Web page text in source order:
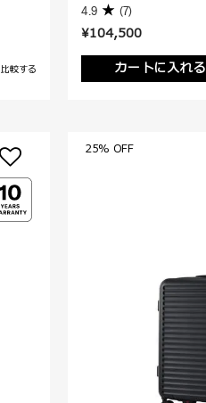
比較する
¥104,500
カートに入れる
4.9 (7)
25% OFF